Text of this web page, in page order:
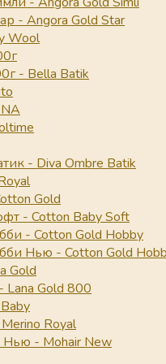
- Angora Gold Star
Wool
- Bella Batik
- Diva Ombre Batik
Gold
- Cotton Baby Soft
- Cotton Gold Hobby
Нью - Cotton Gold
Gold
Lana Gold 800
Royal
Нью - Mohair New